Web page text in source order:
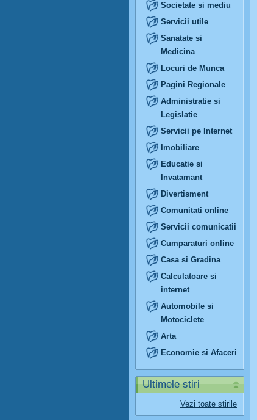
Societate si mediu
Servicii utile
Sanatate si
Medicina
Locuri de Munca
Pagini Regionale
Administratie si
Legislatie
Servicii pe Internet
Imobiliare
Educatie si
Invatamant
Divertisment
Comunitati online
Servicii comunicatii
Cumparaturi online
Casa si Gradina
Calculatoare si
internet
Automobile si
Motociclete
Arta
Economie si Afaceri
Ultimele stiri
Vezi toate stirile